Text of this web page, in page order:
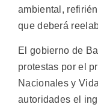
ambiental,
que deberá
El gobierno de
protestas por el
Nacionales y
autoridades el